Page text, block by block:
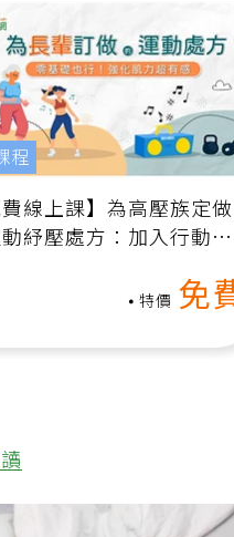
費線上課】為高壓族定做
紓壓處方：加入行動、
、互動元素，0基礎也能
免
程